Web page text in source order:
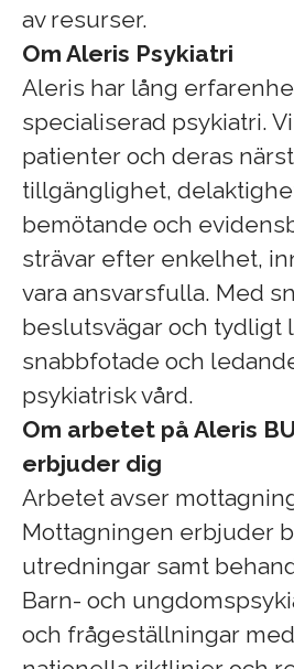
av resurser.
Om Aleris Psykiatri
Aleris har lång
specialiserad psykiatri.
patienter och deras
tillgänglighet,
bemötande och
strävar efter enkelhet,
vara ansvarsfulla. Med
beslutsvägar och tydligt
snabbfotade och
psykiatrisk vård.
Om arbetet på Aleris
erbjuder dig
Arbetet avser
Mottagningen erbjuder
utredningar samt
Barn- och
och frågeställningar